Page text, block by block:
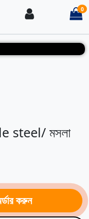
Login 0
steel/ মসলা
করুন